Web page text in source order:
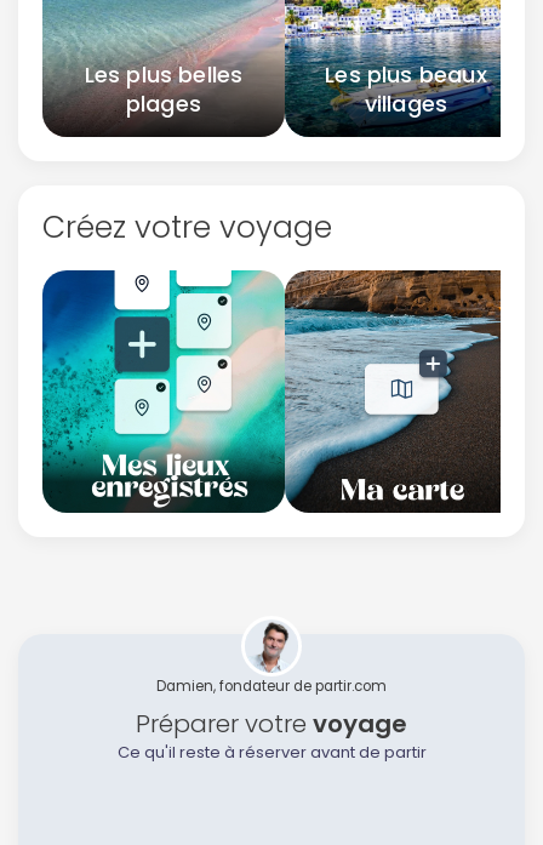
Les plus belles
plages
Les plus beaux
villages
Créez votre voyage
Damien, fondateur de partir.com
Préparer votre voyage
Ce qu'il reste à réserver avant de partir